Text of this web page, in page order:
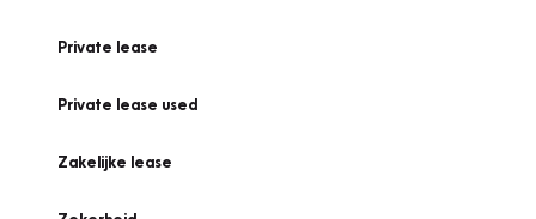
Private lease
Private lease used
Zakelijke lease